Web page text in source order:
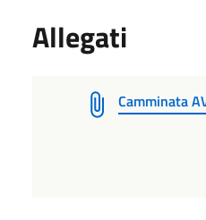
Allegati
Camminata